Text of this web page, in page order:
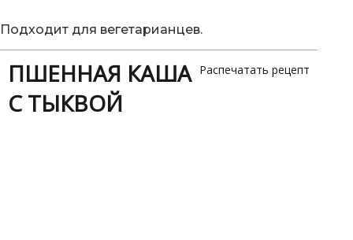
Подходит для вегетарианцев.
Распечатать рецепт
ПШЕННАЯ КАША
С ТЫКВОЙ